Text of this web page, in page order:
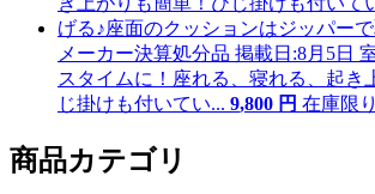
メーカー決算処分品 掲載日:8月5日
スタイムに！座れる、寝れる、起き
じ掛けも付いてい... 9,800 円 在庫限り
商品カテゴリ